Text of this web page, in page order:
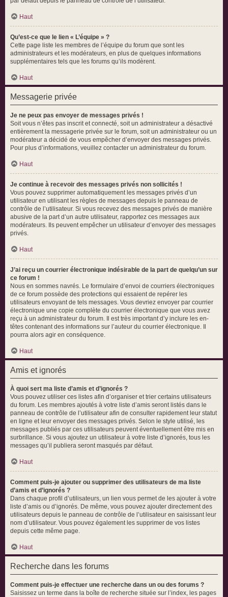
Haut
Qu’est-ce que le lien « L’équipe » ?
Cette page liste les membres de l’équipe du forum que sont les
administrateurs et les modérateurs, en plus de quelques informations
supplémentaires tels que les forums qu’ils modèrent.
Haut
Messagerie privée
Je ne peux pas envoyer de messages privés !
Soit vous n’êtes pas inscrit et connecté, soit un administrateur a désactivé
entièrement la messagerie privée sur le forum, soit un administrateur ou un
modérateur a décidé de vous empêcher d’envoyer des messages privés.
Pour plus d’informations, veuillez contacter un administrateur du forum.
Haut
Je continue à recevoir des messages privés non sollicités !
Vous pouvez supprimer automatiquement les messages privés d’un
utilisateur en utilisant les règles de messages depuis le panneau de
contrôle de l’utilisateur. Si vous recevez des messages privés de manière
abusive de la part d’un autre utilisateur, rapportez ces messages aux
modérateurs. Ils peuvent empêcher un utilisateur d’envoyer des messages
privés.
Haut
J’ai reçu un courrier électronique indésirable de la part de quelqu’un sur
ce forum !
Nous en sommes navrés. Le formulaire d’envoi de courriers électroniques
de ce forum possède des protections qui essaient de repérer les
utilisateurs envoyant de tels messages. Vous devriez envoyer par courrier
électronique une copie complète du courrier électronique que vous avez
reçu à un administrateur du forum. Il est très important d’y inclure les en-
têtes contenant des informations sur l’auteur du courrier électronique. Il
pourra alors agir en conséquence.
Haut
Amis et ignorés
À quoi sert ma liste d’amis et d’ignorés ?
Vous pouvez utiliser ces listes afin d’organiser et trier certains utilisateurs
du forum. Les membres ajoutés à votre liste d’amis seront listés dans le
panneau de contrôle de l’utilisateur afin de consulter rapidement leur statut
en ligne et leur envoyer des messages privés. Selon le style utilisé, les
messages publiés par ces utilisateurs peuvent éventuellement être mis en
surbrillance. Si vous ajoutez un utilisateur à votre liste d’ignorés, tous les
messages qu’il publiera seront masqués par défaut.
Haut
Comment puis-je ajouter ou supprimer des utilisateurs de ma liste
d’amis et d’ignorés ?
Dans chaque profil d’utilisateurs, un lien vous permet de les ajouter à votre
liste d’amis ou d’ignorés. De même, vous pouvez ajouter directement des
utilisateurs depuis le panneau de contrôle de l’utilisateur en saisissant leur
nom d’utilisateur. Vous pouvez également les supprimer de vos listes
depuis cette même page.
Haut
Recherche dans les forums
Comment puis-je effectuer une recherche dans un ou des forums ?
Saisissez un terme dans la boîte de recherche située sur l’index, les pages